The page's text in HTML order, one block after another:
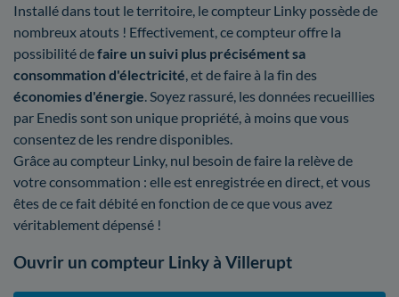
Installé dans tout le territoire, le compteur Linky possède de
nombreux atouts ! Effectivement, ce compteur offre la
possibilité defaire un suivi plus précisément sa
consommation d'électricité , et de faire à la fin des
économies d'énergie . Soyez rassuré, les données recueillies
par Enedis sont son unique propriété, à moins que vous
consentez de les rendre disponibles.
Grâce au compteur Linky, nul besoin de faire la relève de
votre consommation : elle est enregistrée en direct, et vous
êtes de ce fait débité en fonction de ce que vous avez
véritablement dépensé !
Ouvrir un compteur Linky à Villerupt